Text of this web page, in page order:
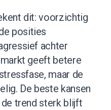
dit: voorzichtig
posities
achter
geeft betere
maar de
De beste kansen
de trend sterk blijft